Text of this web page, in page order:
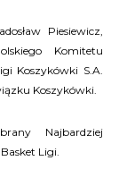
Piesiewicz,
Komitetu
Koszykówki S.A.
Koszykówki.
Najbardziej
Ligi.